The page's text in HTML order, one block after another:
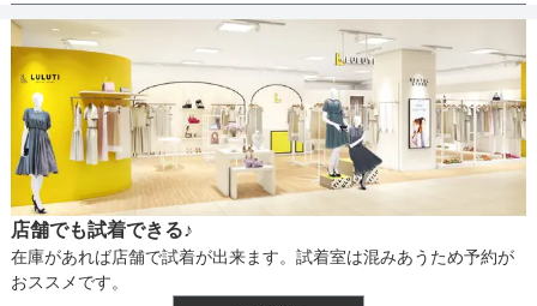
66
肩幅
そでの長さ
アームホール
バスト 99
【Design/Styling】
繊細な抜け感を纏うカラミ素材のジャケット。
程よいシャンブレー感と天然ライクで風合いのカラミ織りが、軽や
かさと上品さを叶えます。
素材には、ドライタッチで心地よいポリエステル×ヴィスコース(レ
ーヨン)素材が使用されています。
清涼感や通気性に優れているので、暑さが気になる時期も快適に羽
織っていただけます。
フロントデザインは、クラシカルなダブルブレストでマニッシュ
に。
ロゴ入りのメタルボタンを採用することで、さりげない華やかさも
丈
生地の厚さ
裏地
店舗でも試着できる♪
在庫があれば店舗で試着が出来ます。試着室は混みあうため予約が
おススメです。